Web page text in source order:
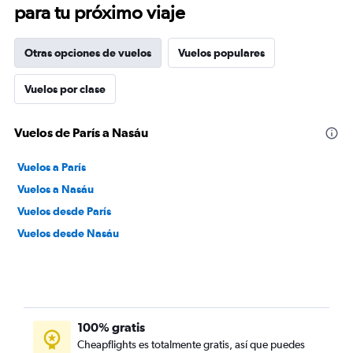
para tu próximo viaje
Otras opciones de vuelos Vuelos populares
Vuelos por clase
Vuelos de París a Nasáu
Vuelos a París
Vuelos a Nasáu
Vuelos desde París
Vuelos desde Nasáu
100% gratis
Cheapflights es totalmente gratis, así que puedes